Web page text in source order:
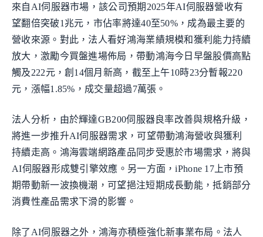
來自AI伺服器市場，該公司預期2025年AI伺服器營收有
望翻倍突破1兆元，市佔率將達40至50%，成為最主要的
營收來源。對此，法人看好鴻海業績規模和獲利能力持續
放大，激勵今買盤進場佈局，帶動鴻海今日早盤股價高點
觸及222元，創14個月新高，截至上午10時23分暫報220
元，漲幅1.85%，成交量超過7萬張。
法人分析，由於輝達GB200伺服器良率改善與規格升級，
將進一步推升AI伺服器需求，可望帶動鴻海營收與獲利
持續走高。鴻海雲端網路產品同步受惠於市場需求，將與
AI伺服器形成雙引擎效應。另一方面，iPhone 17上市預
期帶動新一波換機潮，可望挹注短期成長動能，抵銷部分
消費性產品需求下滑的影響。
除了AI伺服器之外，鴻海亦積極強化新事業布局。法人